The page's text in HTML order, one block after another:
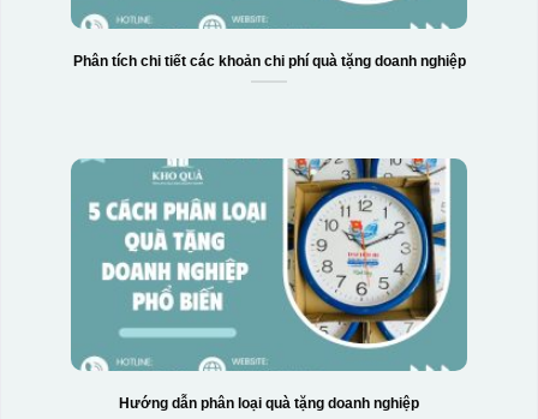
Hộp xi 6 bát cơm
Phân tích chi tiết các khoản chi phí quà tặng doanh nghiệp
Hướng dẫn phân loại quà tặng doanh nghiệp